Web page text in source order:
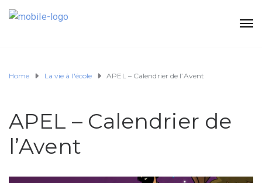
Home La vie à l'école APEL – Calendrier de l’Avent
APEL – Calendrier de
l’Avent